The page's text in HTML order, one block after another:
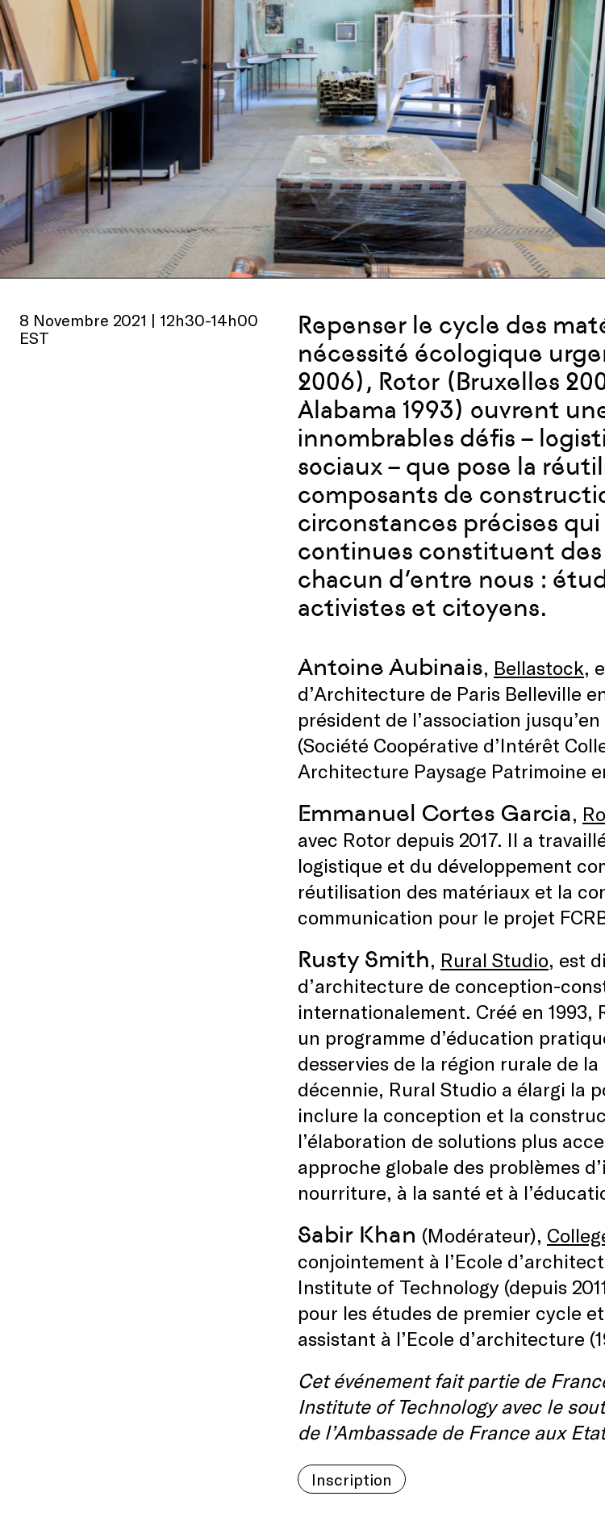
8 Novembre 2021 | 12h30-14h00
EST
Repenser le cycle des
nécessité écologique
2006), Rotor (Bruxelles
Alabama 1993) ouvrent
innombrables défis –
sociaux – que pose la
composants de
circonstances précises
continues constituent
chacun d’entre nous :
activistes et citoyens.
Antoine Aubinais, Bellastock,
d’Architecture de Paris Belleville
président de l’association
(Société Coopérative d’Intérêt
Architecture Paysage Patrimoine
Emmanuel Cortes Garcia,
avec Rotor depuis 2017. Il a
logistique et du développement
réutilisation des matériaux et la
communication pour le projet
Rusty Smith, Rural Studio, est
d’architecture de conception-
internationalement. Créé en
un programme d’éducation
desservies de la région rurale de
décennie, Rural Studio a élargi la
inclure la conception et la
l’élaboration de solutions plus
approche globale des problèmes
nourriture, à la santé et à
Sabir Khan (Modérateur),
conjointement à l’Ecole
Institute of Technology (depuis
pour les études de premier cycle
assistant à l’Ecole d’architecture
Cet événement fait partie de
Institute of Technology avec le
de l’Ambassade de France aux
Inscription